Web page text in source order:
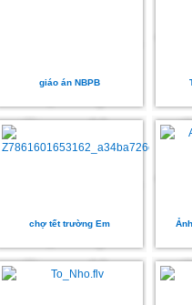
giáo án NBPB
chợ tết trường Em